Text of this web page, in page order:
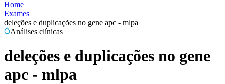
Home
Exames
deleções e duplicações no gene apc - mlpa
Análises clínicas
deleções e duplicações no gene
apc - mlpa